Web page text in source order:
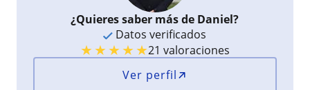
¿Quieres saber más de Daniel?
Datos verificados
★★★★★21 valoraciones
Ver perfil